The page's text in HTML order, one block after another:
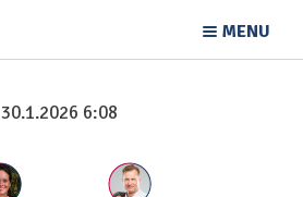
MENU
30.1.2026 6:08